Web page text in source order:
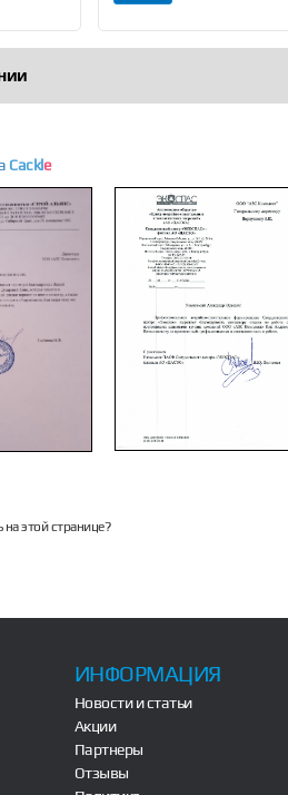
Cackle
этой странице?
ИНФОРМАЦИЯ
Новости и статьи
Акции
Партнеры
Отзывы